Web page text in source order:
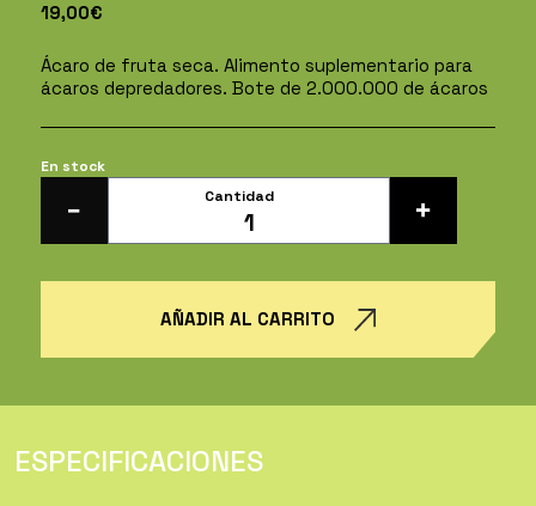
19,00€
Ácaro de fruta seca. Alimento suplementario para
ácaros depredadores. Bote de 2.000.000 de ácaros
En stock
Cantidad
AÑADIR AL CARRITO
ESPECIFICACIONES